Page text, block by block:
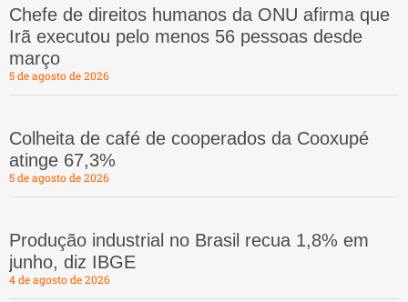
Chefe de direitos humanos da ONU afirma que
Irã executou pelo menos 56 pessoas desde
março
5 de agosto de 2026
Colheita de café de cooperados da Cooxupé
atinge 67,3%
5 de agosto de 2026
Produção industrial no Brasil recua 1,8% em
junho, diz IBGE
4 de agosto de 2026